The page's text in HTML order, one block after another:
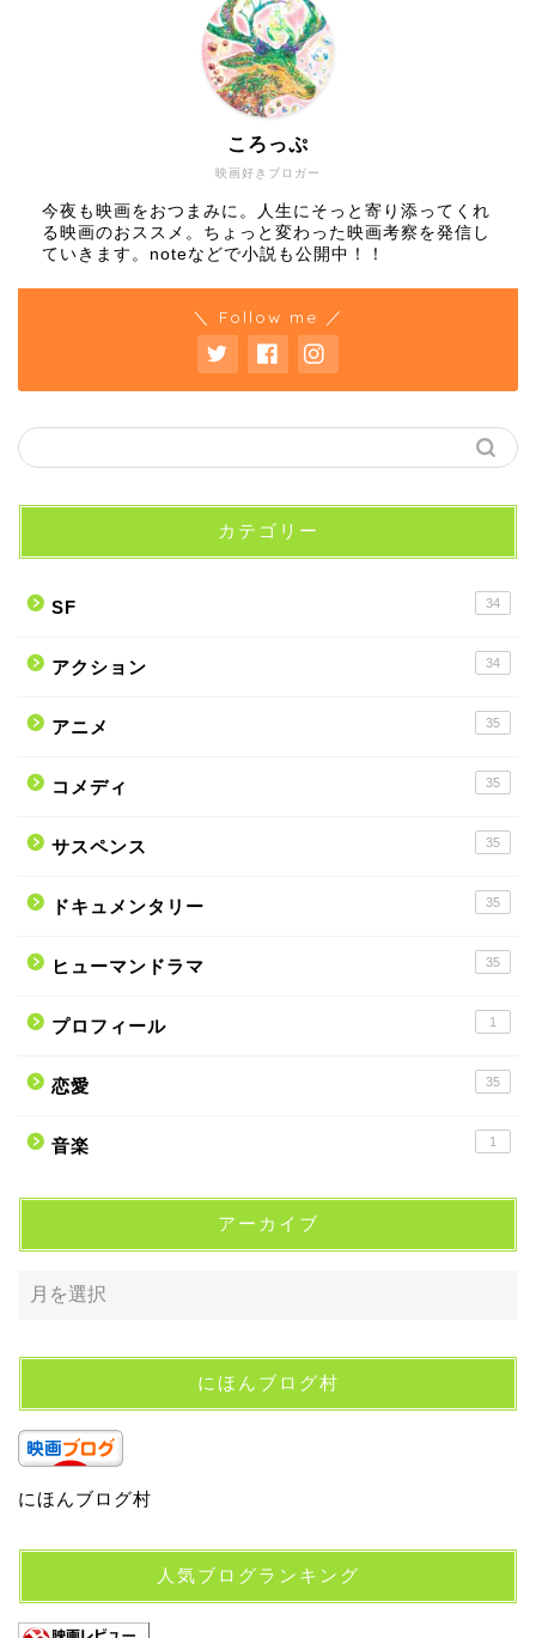
映画好きブロガー
ころっぷ
今夜も映画をおつまみに。人生にそっと寄り添ってくれ
る映画のおススメ。ちょっと変わった映画考察を発信し
ていきます。noteなどで小説も公開中！！
＼ Follow me ／
カテゴリー
SF 34
アクション 34
アニメ 35
コメディ 35
サスペンス 35
ドキュメンタリー 35
ヒューマンドラマ 35
プロフィール 1
恋愛 35
音楽 1
アーカイブ
にほんブログ村
にほんブログ村
人気ブログランキング